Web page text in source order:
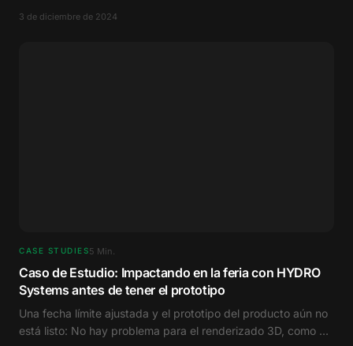
3 de diciembre de 2024
CASE STUDIES5 Min.
Caso de Estudio: Impactando en la feria con HYDRO
Systems antes de tener el prototipo
Una fecha límite ajustada y el prototipo del producto aún no
está listo: No hay problema para el renderizado 3D, como en